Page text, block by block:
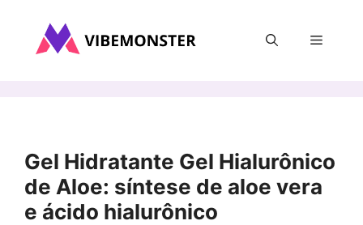
Menu
Gel Hidratante Gel Hialurônico
de Aloe: síntese de aloe vera
e ácido hialurônico